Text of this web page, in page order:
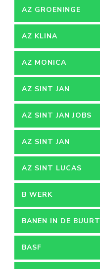
AZ GROENINGE
AZ KLINA
AZ MONICA
AZ SINT JAN
AZ SINT JAN JOBS
AZ SINT JAN
VACATURES
AZ SINT LUCAS
B WERK
BANEN IN DE BUURT
BASF